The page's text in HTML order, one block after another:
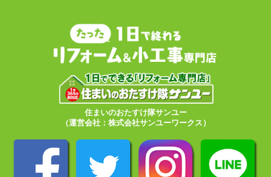
住まいのおたすけ隊サンユー
（運営会社：株式会社サンユーワークス）